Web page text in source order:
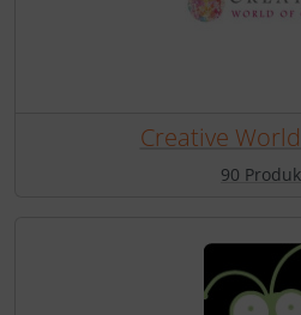
Creative
90